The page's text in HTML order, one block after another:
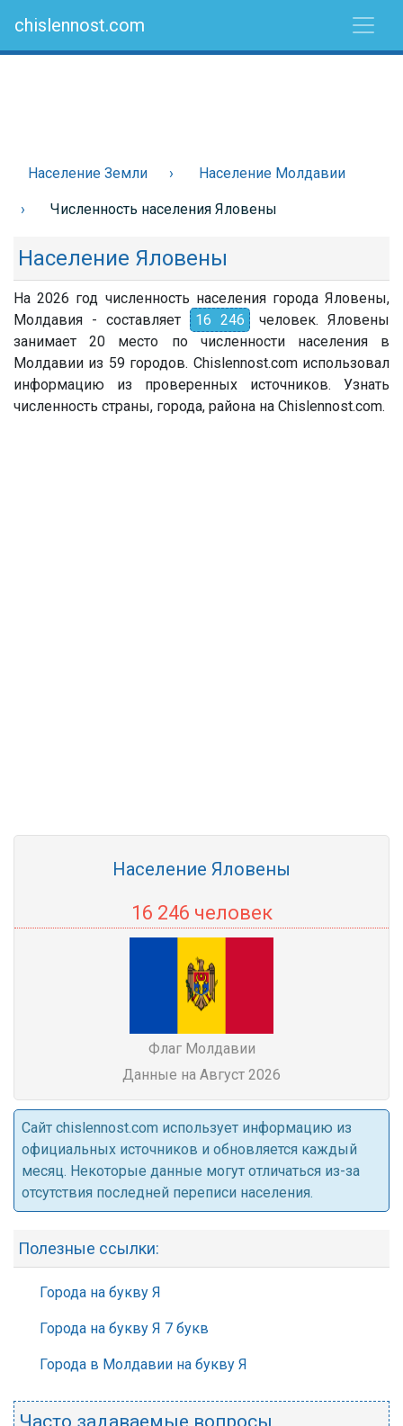
chislennost.com
Население Земли Население Молдавии
Численность населения Яловены
Население Яловены
На 2026 год численность населения города Яловены,
Молдавия - составляет
16 246
человек. Яловены
занимает 20 место по численности населения в
Молдавии из 59 городов. Chislennost.com использовал
информацию из проверенных источников. Узнать
численность страны, города, района на Chislennost.com.
Население Яловены
16 246 человек
Флаг Молдавии
Данные на Август 2026
Cайт chislennost.com использует информацию из
официальных источников и обновляется каждый
месяц. Некоторые данные могут отличаться из-за
отсутствия последней переписи населения.
Полезные ссылки:
Города на букву Я
Города на букву Я 7 букв
Города в Молдавии на букву Я
Часто задаваемые вопросы